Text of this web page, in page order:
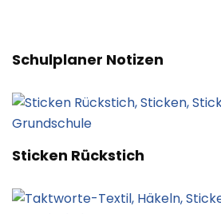
Schulplaner Notizen
Sticken Rückstich